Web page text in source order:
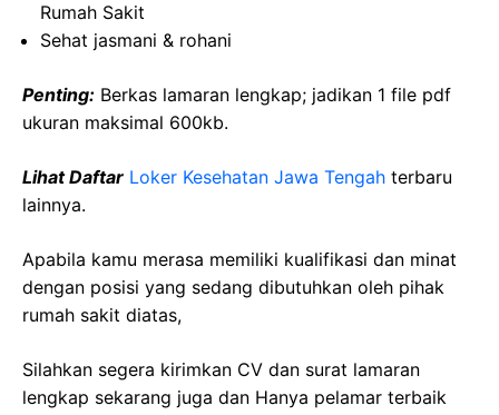
Rumah Sakit
Sehat jasmani & rohani
Penting: Berkas lamaran lengkap; jadikan 1 file pdf
ukuran maksimal 600kb.
Lihat Daftar Loker Kesehatan Jawa Tengah terbaru
lainnya.
Apabila kamu merasa memiliki kualifikasi dan minat
dengan posisi yang sedang dibutuhkan oleh pihak
rumah sakit diatas,
Silahkan segera kirimkan CV dan surat lamaran
lengkap sekarang juga dan Hanya pelamar terbaik